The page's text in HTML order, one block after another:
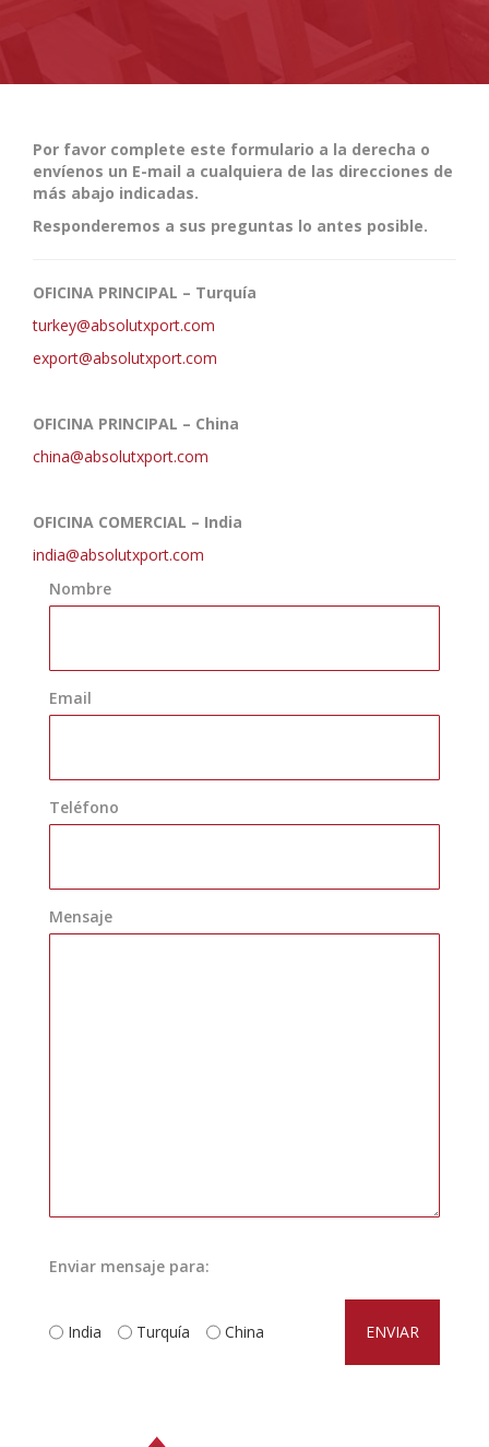
Por favor complete este formulario a la derecha o
envíenos un E-mail a cualquiera de las direcciones de
más abajo indicadas.
Responderemos a sus preguntas lo antes posible.
OFICINA PRINCIPAL – Turquía
turkey@absolutxport.com
export@absolutxport.com
OFICINA PRINCIPAL – China
china@absolutxport.com
OFICINA COMERCIAL – India
india@absolutxport.com
Nombre
Email
Teléfono
Mensaje
Enviar mensaje para:
India Turquía China